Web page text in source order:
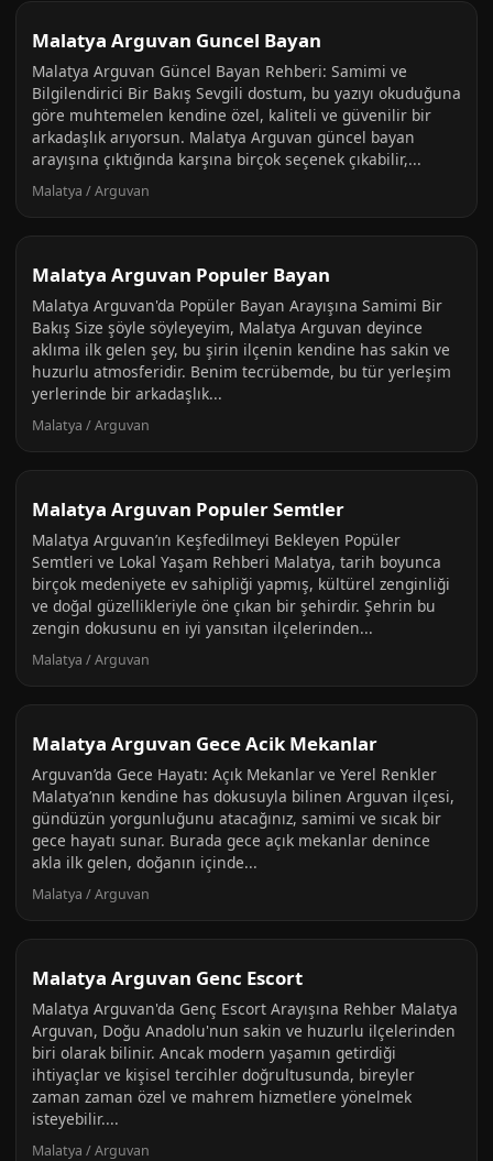
Malatya Arguvan Guncel Bayan
Malatya Arguvan Güncel Bayan Rehberi: Samimi ve
Bilgilendirici Bir Bakış Sevgili dostum, bu yazıyı okuduğuna
göre muhtemelen kendine özel, kaliteli ve güvenilir bir
arkadaşlık arıyorsun. Malatya Arguvan güncel bayan
arayışına çıktığında karşına birçok seçenek çıkabilir,...
Malatya / Arguvan
Malatya Arguvan Populer Bayan
Malatya Arguvan'da Popüler Bayan Arayışına Samimi Bir
Bakış Size şöyle söyleyeyim, Malatya Arguvan deyince
aklıma ilk gelen şey, bu şirin ilçenin kendine has sakin ve
huzurlu atmosferidir. Benim tecrübemde, bu tür yerleşim
yerlerinde bir arkadaşlık...
Malatya / Arguvan
Malatya Arguvan Populer Semtler
Malatya Arguvan’ın Keşfedilmeyi Bekleyen Popüler
Semtleri ve Lokal Yaşam Rehberi Malatya, tarih boyunca
birçok medeniyete ev sahipliği yapmış, kültürel zenginliği
ve doğal güzellikleriyle öne çıkan bir şehirdir. Şehrin bu
zengin dokusunu en iyi yansıtan ilçelerinden...
Malatya / Arguvan
Malatya Arguvan Gece Acik Mekanlar
Arguvan’da Gece Hayatı: Açık Mekanlar ve Yerel Renkler
Malatya’nın kendine has dokusuyla bilinen Arguvan ilçesi,
gündüzün yorgunluğunu atacağınız, samimi ve sıcak bir
gece hayatı sunar. Burada gece açık mekanlar denince
akla ilk gelen, doğanın içinde...
Malatya / Arguvan
Malatya Arguvan Genc Escort
Malatya Arguvan'da Genç Escort Arayışına Rehber Malatya
Arguvan, Doğu Anadolu'nun sakin ve huzurlu ilçelerinden
biri olarak bilinir. Ancak modern yaşamın getirdiği
ihtiyaçlar ve kişisel tercihler doğrultusunda, bireyler
zaman zaman özel ve mahrem hizmetlere yönelmek
isteyebilir....
Malatya / Arguvan